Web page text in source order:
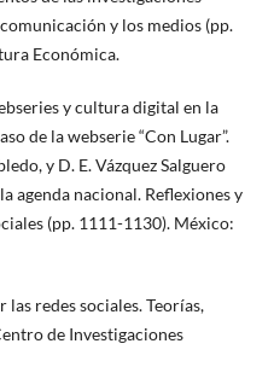
y los medios (pp.
Económica.
y cultura digital en la
de la webserie “Con Lugar”.
y D. E. Vázquez Salguero
agenda nacional. Reflexiones y
(pp. 1111-1130). México:
redes sociales. Teorías,
de Investigaciones